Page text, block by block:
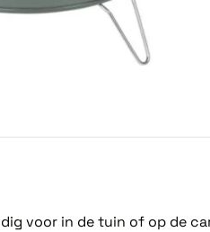
voor in de tuin of op de